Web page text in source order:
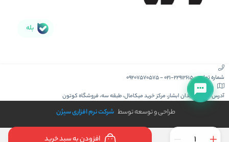
افزودن به سبد خرید
بله
شماره تماس :021-22912615
-
09207570575
آدرس :کیش، میدان ابشار، مرکز خرید میکامال، طبقه سه، فروشگاه کوتون
طراحی و توسعه توسط شرکت نرم افزاری سیژن